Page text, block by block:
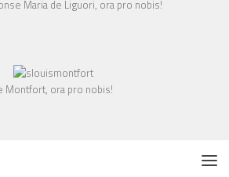
Maria de Liguori, ora pro nobis!
Montfort, ora pro nobis!